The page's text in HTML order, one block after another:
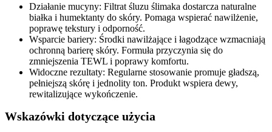
Działanie mucyny: Filtrat śluzu ślimaka dostarcza naturalne
białka i humektanty do skóry. Pomaga wspierać nawilżenie,
poprawę tekstury i odporność.
Wsparcie bariery: Środki nawilżające i łagodzące wzmacniają
ochronną barierę skóry. Formuła przyczynia się do
zmniejszenia TEWL i poprawy komfortu.
Widoczne rezultaty: Regularne stosowanie promuje gładszą,
pełniejszą skórę i jednolity ton. Produkt wspiera dewy,
rewitalizujące wykończenie.
Wskazówki dotyczące użycia